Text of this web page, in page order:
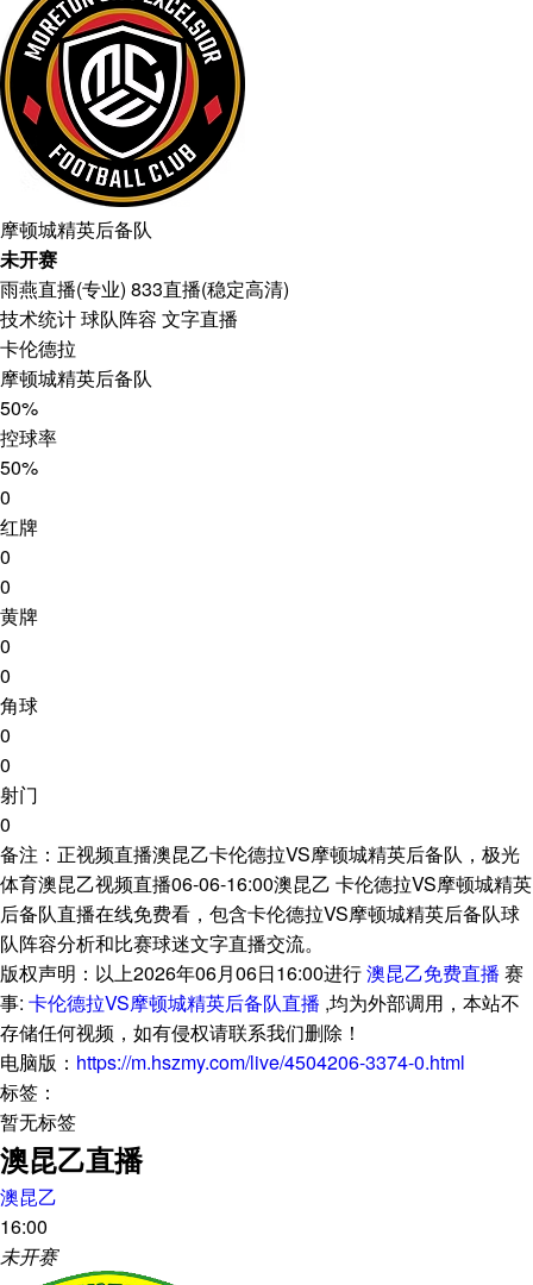
摩顿城精英后备队
未开赛
雨燕直播(专业) 833直播(稳定高清)
技术统计球队阵容 文字直播
卡伦德拉
摩顿城精英后备队
50%
控球率
50%
0
红牌
0
0
黄牌
0
0
角球
0
0
射门
0
备注：正视频直播澳昆乙卡伦德拉VS摩顿城精英后备队，极光
体育澳昆乙视频直播06-06-16:00澳昆乙 卡伦德拉VS摩顿城精英
后备队直播在线免费看，包含卡伦德拉VS摩顿城精英后备队球
队阵容分析和比赛球迷文字直播交流。
版权声明：以上2026年06月06日16:00进行澳昆乙免费直播 赛
事: 卡伦德拉VS摩顿城精英后备队直播 ,均为外部调用，本站不
存储任何视频，如有侵权请联系我们删除！
电脑版： https://m.hszmy.com/live/4504206-3374-0.html
标签：
暂无标签
澳昆乙直播
澳昆乙
16:00
未开赛